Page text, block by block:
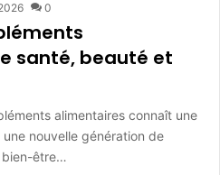
0
santé, beauté et
alimentaires connaît une
nouvelle génération de
bien-être…